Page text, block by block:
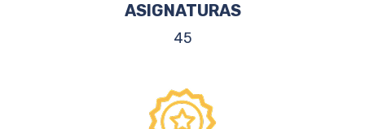
ASIGNATURAS
45